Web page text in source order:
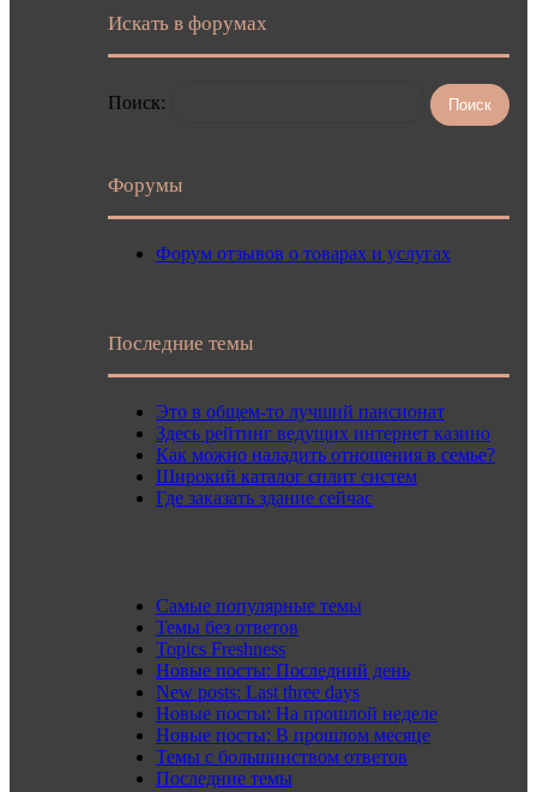
Искать в форумах
Поиск:
Форумы
Форум отзывов о товарах и услугах
Последние темы
Это в общем-то лучший пансионат
Здесь рейтинг ведущих интернет казино
Как можно наладить отношения в семье?
Широкий каталог сплит систем
Где заказать здание сейчас
Самые популярные темы
Темы без ответов
Topics Freshness
Новые посты: Последний день
New posts: Last three days
Новые посты: На прошлой неделе
Новые посты: В прошлом месяце
Темы с большинством ответов
Последние темы